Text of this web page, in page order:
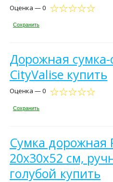
Оценка — 0
Сохранить
Дорожная сумка-
CityValise купить
Оценка — 0
Сохранить
Сумка дорожная
20х30х52 см,
голубой купить